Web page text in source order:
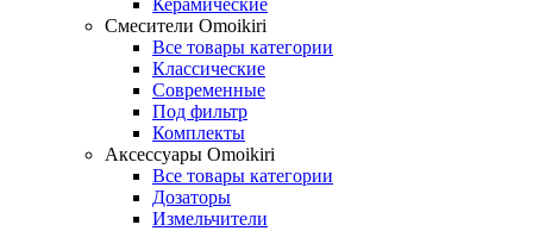
Керамические
Смесители Omoikiri
Все товары категории
Классические
Современные
Под фильтр
Комплекты
Аксессуары Omoikiri
Все товары категории
Дозаторы
Измельчители